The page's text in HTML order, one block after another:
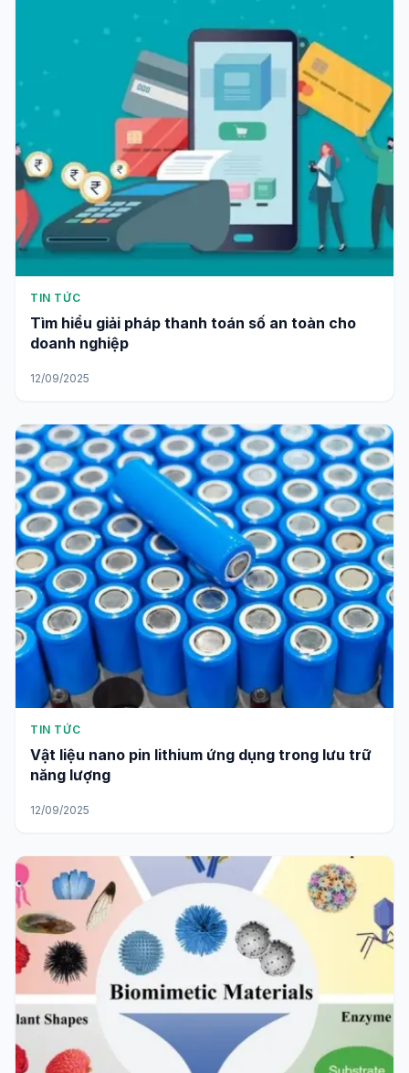
TIN TỨC
Tìm hiểu giải pháp thanh toán số an toàn cho
doanh nghiệp
12/09/2025
TIN TỨC
Vật liệu nano pin lithium ứng dụng trong lưu trữ
năng lượng
12/09/2025